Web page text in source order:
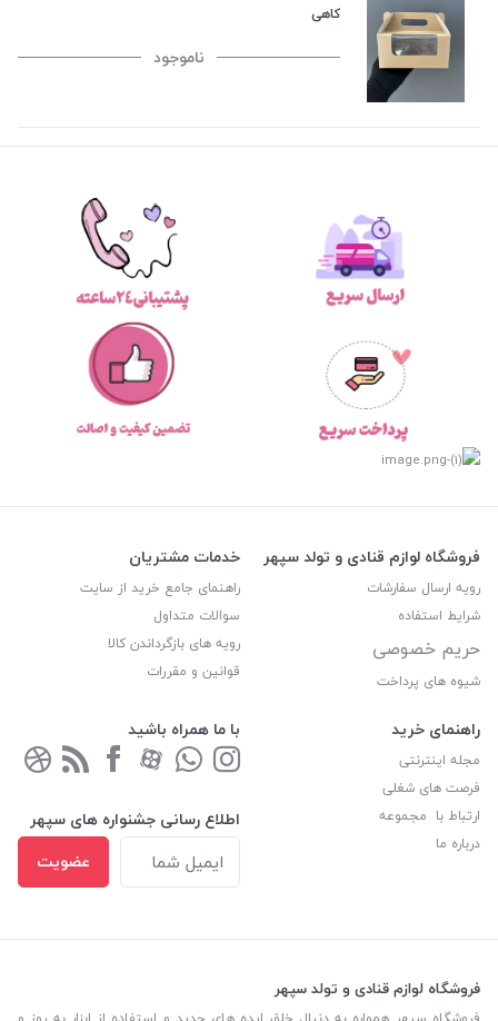
کاهی
ناموجود
فروشگاه لوازم قنادی و تولد سپهر
رویه ارسال سفارشات
شرایط استفاده
حریم خصوصی
شیوه های پرداخت
خدمات مشتریان
راهنمای جامع خرید از سایت
سوالات متداول
رویه های بازگرداندن کالا
قوانین و مقررات
راهنمای خرید
مجله اینترنتی
فرصت های شغلی
ارتباط با مجموعه
درباره ما
با ما همراه باشید
اطلاع رسانی جشنواره های سپهر
عضویت
فروشگاه لوازم قنادی و تولد سپهر